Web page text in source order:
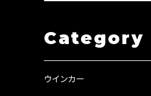
【a378】 可倒&角度&伸縮 調
Category
ウインカー